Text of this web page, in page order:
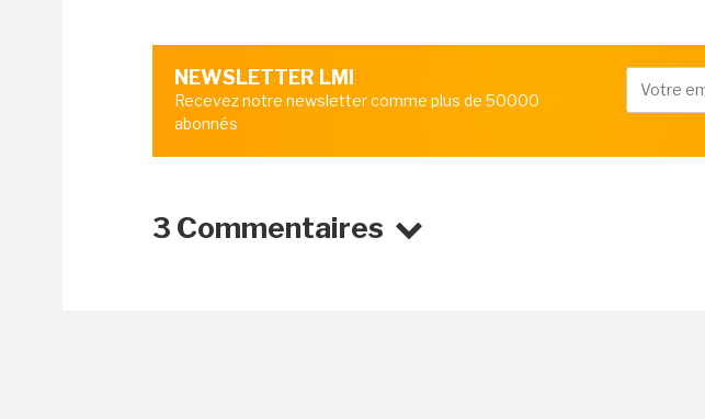
NEWSLETTER LMI
Recevez notre newsletter comme plus de 50000
abonnés
3 Commentaires